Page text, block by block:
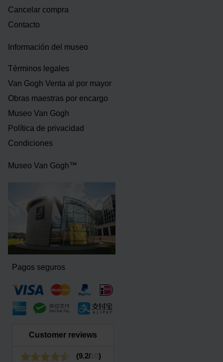
Cancelar compra
Contacto
Información del museo
Términos legales
Van Gogh Venta al por mayor
Obras maestras por encargo
Museo Van Gogh
Política de privacidad
Condiciones
Museo Van Gogh™
Pagos seguros